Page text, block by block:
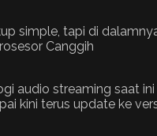
simple, tapi di
audio streaming saat
kini terus update ke